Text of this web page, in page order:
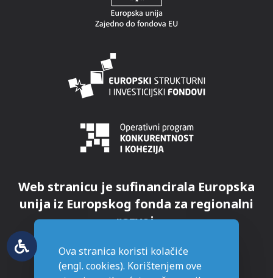
Web stranicu je sufinancirala Europska
unija iz Europskog fonda za regionalni
razvoj.
Ova stranica koristi kolačiće
(engl. cookies). Korištenjem ove